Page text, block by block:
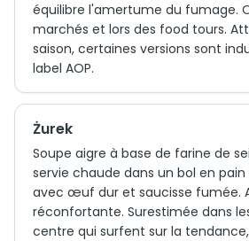
équilibre l'amertume du fumage.
marchés et lors des food tours.
saison, certaines versions sont
label AOP.
Żurek
Soupe aigre à base de farine de
servie chaude dans un bol en
avec œuf dur et saucisse fumée.
réconfortante. Surestimée dans
centre qui surfent sur la